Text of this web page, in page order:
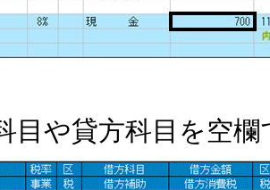
目や貸方科目を空